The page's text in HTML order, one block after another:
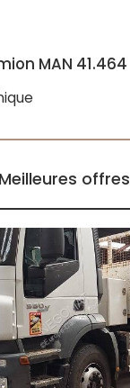
MAN 41.464
Meilleures offres